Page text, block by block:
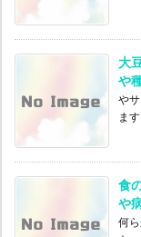
大
や
や
ま
食
や
何